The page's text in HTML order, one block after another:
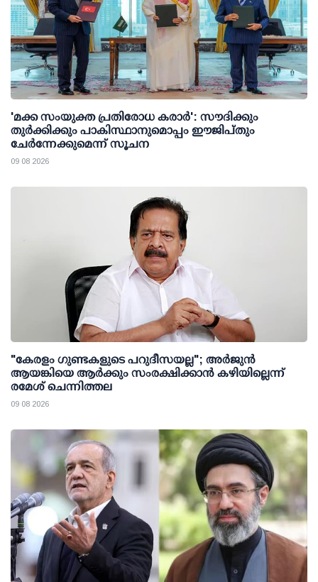
'മക്ക സംയുക്ത പ്രതിരോധ കരാര്‍': സൗദിക്കും
തുര്‍ക്കിക്കും പാകിസ്ഥാനുമൊപ്പം ഈജിപ്തും
ചേര്‍ന്നേക്കുമെന്ന് സൂചന
09 08 2026
"കേരളം ഗുണ്ടകളുടെ പറുദീസയല്ല"; അർജുൻ
ആയങ്കിയെ ആർക്കും സംരക്ഷിക്കാൻ കഴിയില്ലെന്ന്
രമേശ് ചെന്നിത്തല
09 08 2026